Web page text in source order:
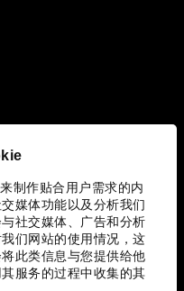
制作贴合用户需求的内
媒体功能以及分析我们
社交媒体、广告和分析
们网站的使用情况，这
此类信息与您提供给他
服务的过程中收集的其